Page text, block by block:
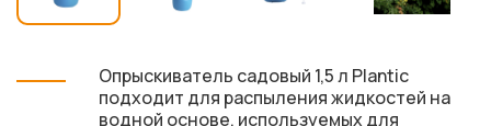
Опрыскиватель садовый 1,5 л Plantic
подходит для распыления жидкостей на
водной основе, используемых для